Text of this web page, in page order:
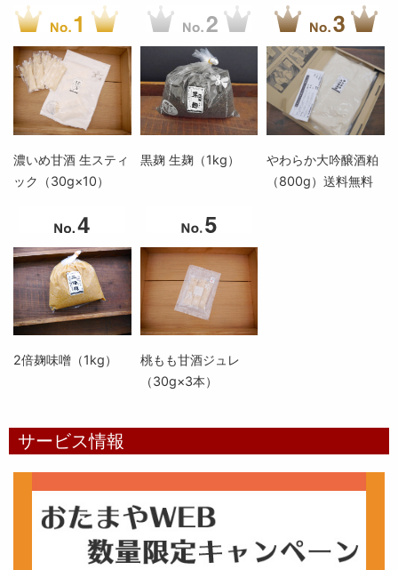
濃いめ甘酒 生スティ
ック（30g×10）
黒麹 生麹（1kg）
やわらか大吟醸酒粕
（800g）送料無料
2倍麹味噌（1kg）
桃もも甘酒ジュレ
（30g×3本）
サービス情報